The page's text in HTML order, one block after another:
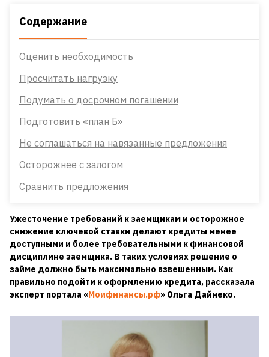
Содержание
Оценить необходимость
Просчитать нагрузку
Подумать о досрочном погашении
Подготовить «план Б»
Не соглашаться на навязанные предложения
Осторожнее с залогом
Сравнить предложения
Ужесточение требований к заемщикам и осторожное
снижение ключевой ставки делают кредиты менее
доступными и более требовательными к финансовой
дисциплине заемщика. В таких условиях решение о
займе должно быть максимально взвешенным. Как
правильно подойти к оформлению кредита, рассказала
эксперт портала «Моифинансы.рф» Ольга Дайнеко.